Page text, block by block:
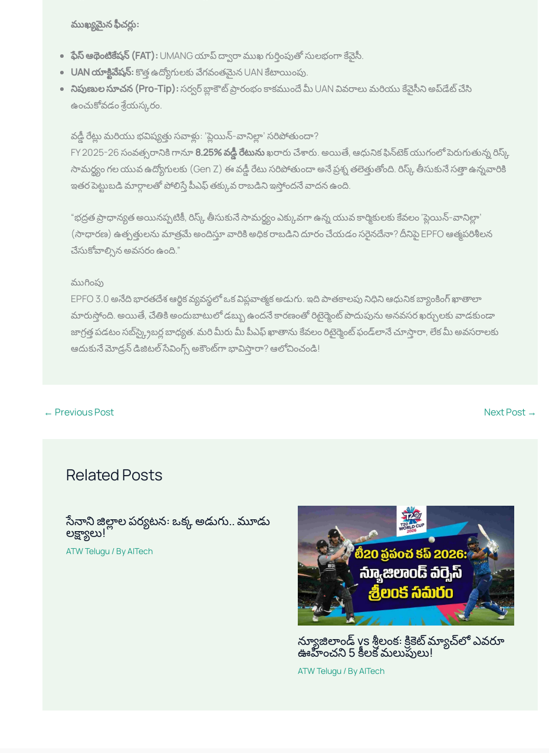
ముఖ్యమైన ఫీచర్లు:
ఫేస్ ఆథెంటికేషన్ (FAT): UMANG యాప్ ద్వారా ముఖ గుర్తింపుతో సులభంగా కేవైసీ.
UAN యాక్టివేషన్:కొత్త ఉద్యోగులకు వేగవంతమైన UAN కేటాయింపు.
నిపుణుల సూచన (Pro-Tip):సర్వర్ బ్లాకౌట్ ప్రారంభం కాకముందే మీ UAN వివరాలు మరియు కేవైసీని అప్‌డేట్ చేసి
ఉంచుకోవడం శ్రేయస్కరం.
వడ్డీ రేట్లు మరియు భవిష్యత్తు సవాళ్లు: ‘ప్లెయిన్-వానిల్లా’ సరిపోతుందా?
FY 2025-26 సంవత్సరానికి గానూ8.25% వడ్డీ రేటునుఖరారు చేశారు. అయితే, ఆధునిక ఫిన్‌టెక్ యుగంలో పెరుగుతున్న రిస్క్
సామర్థ్యం గల యువ ఉద్యోగులకు (Gen Z) ఈ వడ్డీ రేటు సరిపోతుందా అనే ప్రశ్న తలెత్తుతోంది. రిస్క్ తీసుకునే సత్తా ఉన్నవారికి
ఇతర పెట్టుబడి మార్గాలతో పోలిస్తే పీఎఫ్ తక్కువ రాబడిని ఇస్తోందనే వాదన ఉంది.
“భద్రత ప్రాధాన్యత అయినప్పటికీ, రిస్క్ తీసుకునే సామర్థ్యం ఎక్కువగా ఉన్న యువ కార్మికులకు కేవలం ‘ప్లెయిన్-వానిల్లా’
(సాధారణ) ఉత్పత్తులను మాత్రమే అందిస్తూ వారికి అధిక రాబడిని దూరం చేయడం సరైనదేనా? దీనిపై EPFO ఆత్మపరిశీలన
చేసుకోవాల్సిన అవసరం ఉంది.”
ముగింపు
EPFO 3.0 అనేది భారతదేశ ఆర్థిక వ్యవస్థలో ఒక విప్లవాత్మక అడుగు. ఇది పాతకాలపు నిధిని ఆధునిక బ్యాంకింగ్ ఖాతాలా
మారుస్తోంది. అయితే, చేతికి అందుబాటులో డబ్బు ఉందనే కారణంతో రిటైర్మెంట్ పొదుపును అనవసర ఖర్చులకు వాడకుండా
జాగ్రత్త పడటం సబ్‌స్క్రైబర్ల బాధ్యత. మరి మీరు మీ పీఎఫ్ ఖాతాను కేవలం రిటైర్మెంట్ ఫండ్‌లానే చూస్తారా, లేక మీ అవసరాలకు
ఆదుకునే మోడ్రన్ డిజిటల్ సేవింగ్స్ అకౌంట్‌గా భావిస్తారా? ఆలోచించండి!
← Previous Post Next Post →
Related Posts
సేనాని జిల్లాల పర్యటన: ఒక్క అడుగు.. మూడు
లక్ష్యాలు!
ATW Telugu / ByAITech
న్యూజిలాండ్ vs శ్రీలంక: క్రికెట్ మ్యాచ్‌లో ఎవరూ
ఊహించని 5 కీలక మలుపులు!
ATW Telugu/ ByAITech